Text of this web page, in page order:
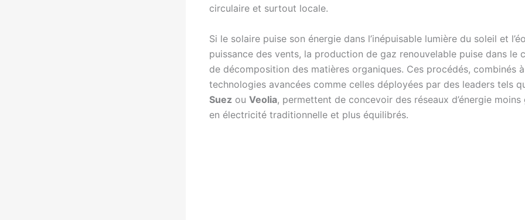
circulaire et surtout locale.
Si le solaire puise son énergie dans l’inépuisable lumière du soleil et
puissance des vents, la production de gaz renouvelable puise dans le
de décomposition des matières organiques. Ces procédés, combinés
technologies avancées comme celles déployées par des leaders tels
Suez ou Veolia, permettent de concevoir des réseaux d’énergie moins
en électricité traditionnelle et plus équilibrés.